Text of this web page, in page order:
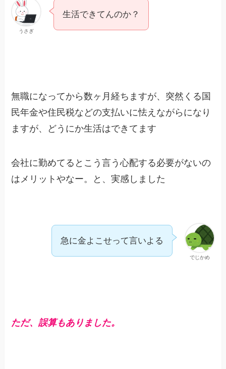
うさぎ
生活できてんのか？
無職になってから数ヶ月経ちますが、突然くる国
民年金や住民税などの支払いに怯えながらになり
ますが、どうにか生活はできてます
会社に勤めてるとこう言う心配する必要がないの
はメリットやなー。と、実感しました
でじかめ
急に金よこせって言いよる
ただ、誤算もありました。